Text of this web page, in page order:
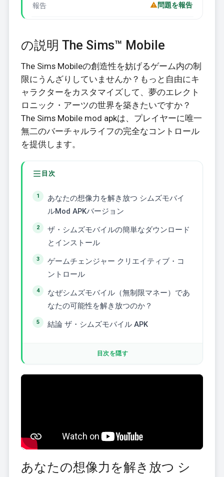
報告 問題を報告
の説明 The Sims™ Mobile
The Sims Mobileの創造性を妨げるゲーム内の制
限にうんざりしていませんか？もっと自由にキ
ャラクターをカスタマイズして、夢のエレクト
ロニック・アーツの世界を築きたいですか？
The Sims Mobile mod apkは、プレイヤーに唯一
無二のバーチャルライフの完全なコントロール
を提供します。
目次
あなたの想像力を解き放つ シムズモバイ
ルMod APKバージョン
ザ・シムズモバイルの簡単なダウンロード
とインストール
ゲームチェンジャー クリエイティブ・コ
ントロール
なぜシムズモバイル（無制限マネー）であ
なたの可能性を解き放つのか？
結論 ザ・シムズモバイル APK
目次を隠す
あなたの想像力を解き放つ シ